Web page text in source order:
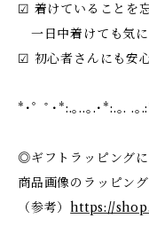
☑︎ 着けていることを
一日中着けても気
☑︎ 初心者さんにも安
*･゜ﾟ･*:.｡..｡.･*:.｡. .｡
◎ギフトラッピング
商品画像のラッピン
（参考）https://